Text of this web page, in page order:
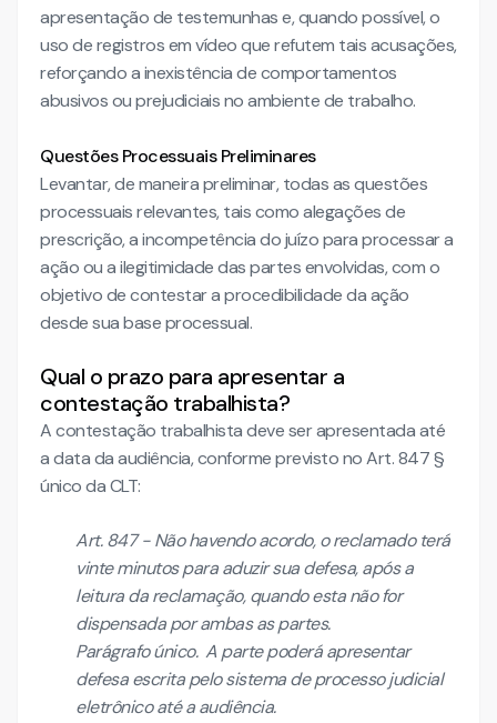
apresentação de testemunhas e, quando possível, o
uso de registros em vídeo que refutem tais acusações,
reforçando a inexistência de comportamentos
abusivos ou prejudiciais no ambiente de trabalho.
Questões Processuais Preliminares
Levantar, de maneira preliminar, todas as questões
processuais relevantes, tais como alegações de
prescrição, a incompetência do juízo para processar a
ação ou a ilegitimidade das partes envolvidas, com o
objetivo de contestar a procedibilidade da ação
desde sua base processual.
Qual o prazo para apresentar a
contestação trabalhista?
A contestação trabalhista deve ser apresentada até
a data da audiência, conforme previsto no Art. 847 §
único da CLT:
Art. 847 - Não havendo acordo, o reclamado terá
vinte minutos para aduzir sua defesa, após a
leitura da reclamação, quando esta não for
dispensada por ambas as partes.
Parágrafo único. A parte poderá apresentar
defesa escrita pelo sistema de processo judicial
eletrônico até a audiência.